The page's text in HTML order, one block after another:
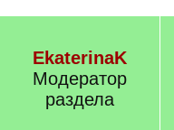
EkaterinaK
Модератор
раздела